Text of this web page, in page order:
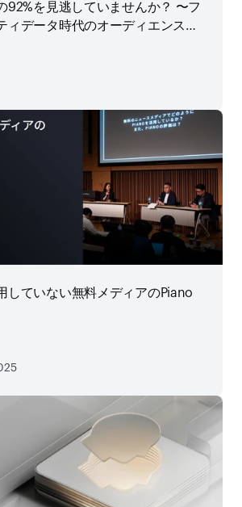
92%を見逃していませんか？ 〜フ
ィデータ時代のオーディエンス戦
していない無料メディアのPiano